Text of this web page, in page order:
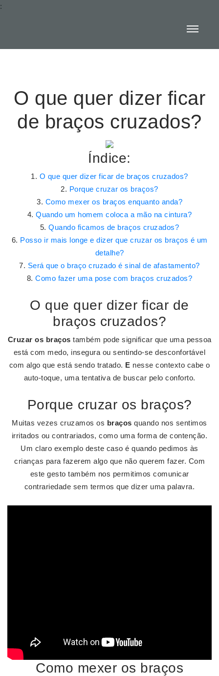
:
O que quer dizer ficar
de braços cruzados?
Índice:
O que quer dizer ficar de braços cruzados?
Porque cruzar os braços?
Como mexer os braços enquanto anda?
Quando um homem coloca a mão na cintura?
Quando ficamos de braços cruzados?
Posso ir mais longe e dizer que cruzar os braços é um
detalhe?
Será que o braço cruzado é sinal de afastamento?
Como fazer uma pose com braços cruzados?
O que quer dizer ficar de
braços cruzados?
Cruzar os braços também pode significar que uma pessoa
está com medo, insegura ou sentindo-se desconfortável
com algo que está sendo tratado. E nesse contexto cabe o
auto-toque, uma tentativa de buscar pelo conforto.
Porque cruzar os braços?
Muitas vezes cruzamos os braços quando nos sentimos
irritados ou contrariados, como uma forma de contenção.
Um claro exemplo deste caso é quando pedimos às
crianças para fazerem algo que não querem fazer. Com
este gesto também nos permitimos comunicar
contrariedade sem termos que dizer uma palavra.
Como mexer os braços